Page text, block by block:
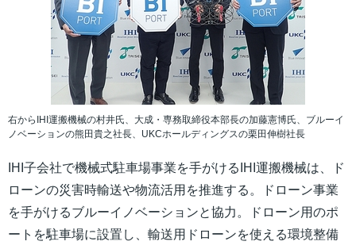
右からIHI運搬機械の村井氏、大成・専務取締役本部長の加藤憲博氏、ブルーイ
ノベーションの熊田貴之社長、UKCホールディングスの栗田伸樹社長
IHI子会社で機械式駐車場事業を手がけるIHI運搬機械は、ド
ローンの災害時輸送や物流活用を推進する。ドローン事業
を手がけるブルーイノベーションと協力。ドローン用のポ
ートを駐車場に設置し、輸送用ドローンを使える環境整備